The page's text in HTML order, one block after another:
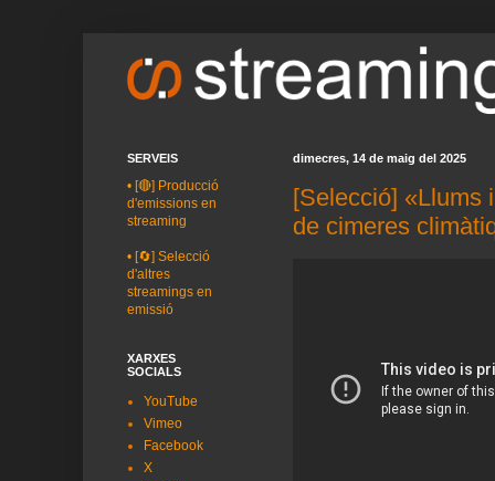
dimecres, 14 de maig del 2025
[Selecció] «Llums
de cimeres
SERVEIS
• [🔴] Producció
d'emissions en
streaming
• [🔄] Selecció
d'altres
streamings en
emissió
XARXES
SOCIALS
YouTube
Vimeo
Facebook
X